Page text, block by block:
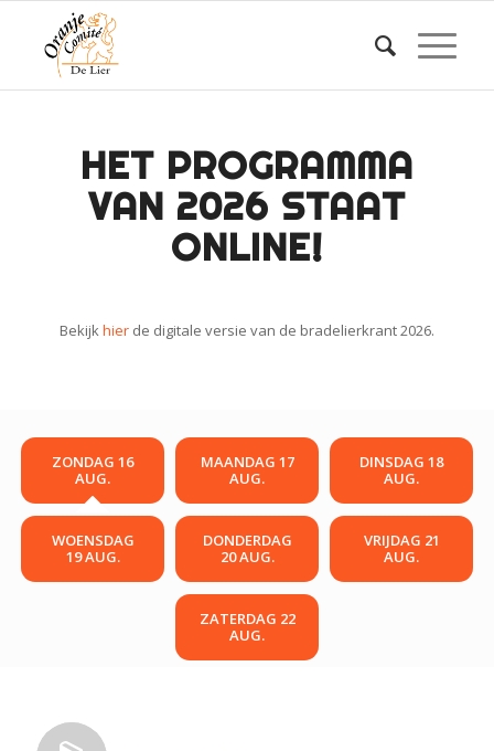
HET PROGRAMMA
VAN 2026 STAAT
ONLINE!
Bekijkhierde digitale versie van de bradelierkrant 2026.
ZONDAG 16
AUG.
MAANDAG 17
AUG.
DINSDAG 18
AUG.
WOENSDAG
19 AUG.
DONDERDAG
20 AUG.
VRIJDAG 21
AUG.
ZATERDAG 22
AUG.